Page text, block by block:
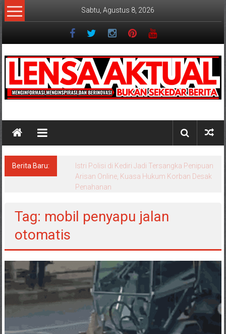
Lompat
ke
Sabtu, Agustus 8, 2026
Berita Baru:
Istri Polisi di Kediri Jadi Tersangka Penipuan
Arisan Online, Kuasa Hukum Korban Desak
Penahanan
Tag: mobil penyapu jalan
otomatis